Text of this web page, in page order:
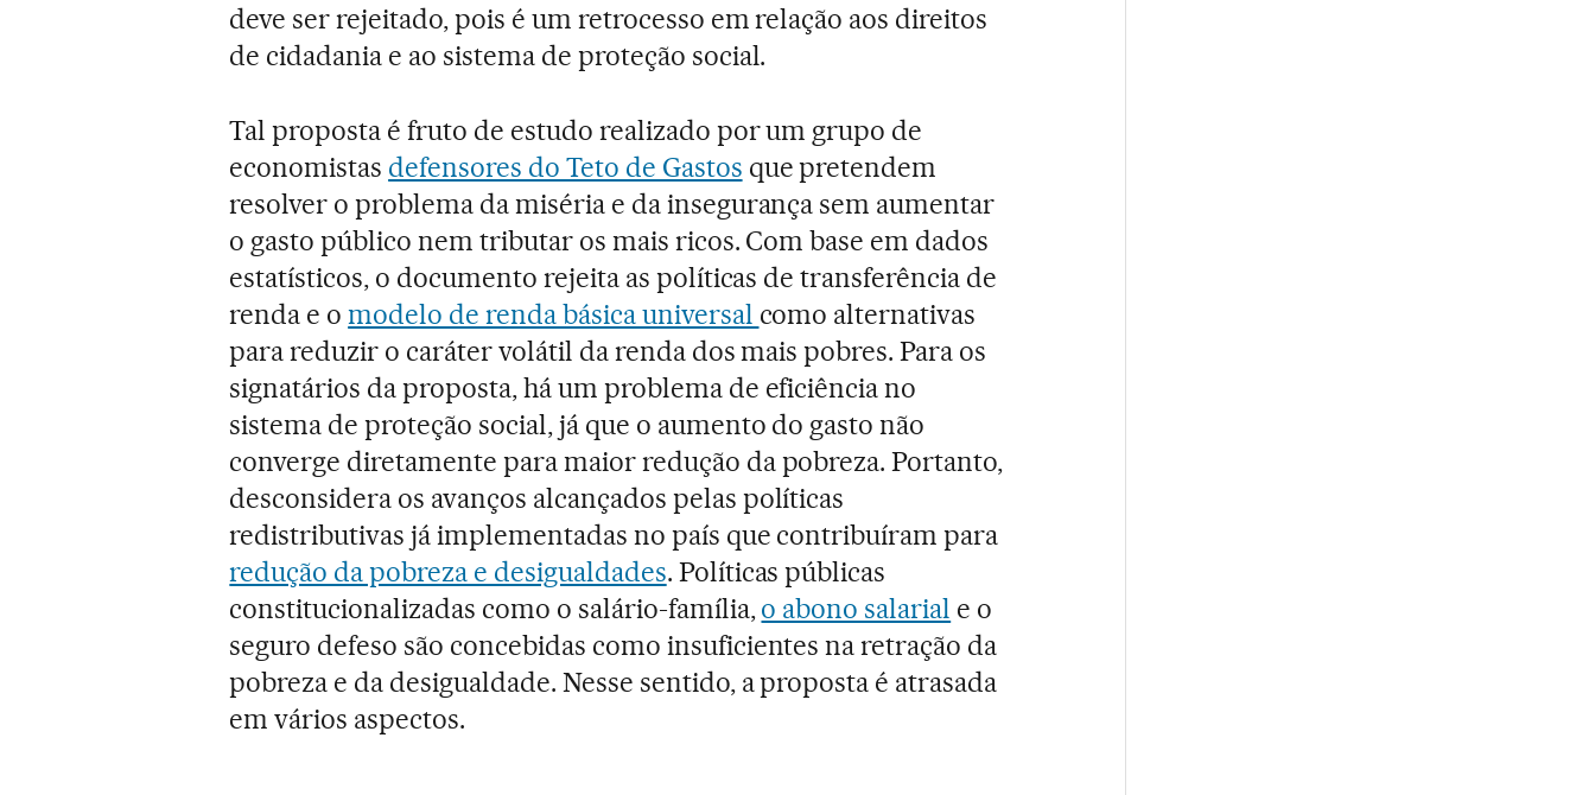
deve ser rejeitado, pois é um retrocesso em relação aos direitos
de cidadania e ao sistema de proteção social.
Tal proposta é fruto de estudo realizado por um grupo de
economistas defensores do Teto de Gastos que pretendem
resolver o problema da miséria e da insegurança sem aumentar
o gasto público nem tributar os mais ricos. Com base em dados
estatísticos, o documento rejeita as políticas de transferência de
renda e omodelo de renda básica universal como alternativas
para reduzir o caráter volátil da renda dos mais pobres. Para os
signatários da proposta, há um problema de eficiência no
sistema de proteção social, já que o aumento do gasto não
converge diretamente para maior redução da pobreza. Portanto,
desconsidera os avanços alcançados pelas políticas
redistributivas já implementadas no país que contribuíram para
redução da pobreza e desigualdades. Políticas públicas
constitucionalizadas como o salário-família,o abono salarial e o
seguro defeso são concebidas como insuficientes na retração da
pobreza e da desigualdade. Nesse sentido, a proposta é atrasada
em vários aspectos.